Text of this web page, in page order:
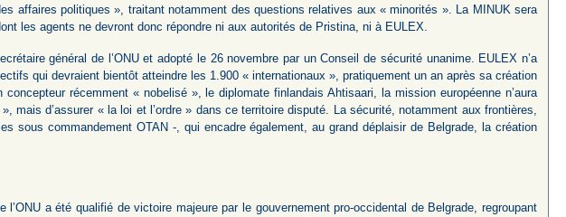
affaires politiques », traitant notamment des questions relatives aux « minorités ». La MINUK sera
les agents ne devront donc répondre ni aux autorités de Pristina, ni à EULEX.
général de l’ONU et adopté le 26 novembre par un Conseil de sécurité unanime. EULEX n’a
qui devraient bientôt atteindre les 1.900 « internationaux », pratiquement un an après sa création
récemment « nobelisé », le diplomate finlandais Ahtisaari, la mission européenne n’aura
mais d’assurer « la loi et l’ordre » dans ce territoire disputé. La sécurité, notamment aux frontières,
sous commandement OTAN -, qui encadre également, au grand déplaisir de Belgrade, la création
a été qualifié de victoire majeure par le gouvernement pro-occidental de Belgrade, regroupant